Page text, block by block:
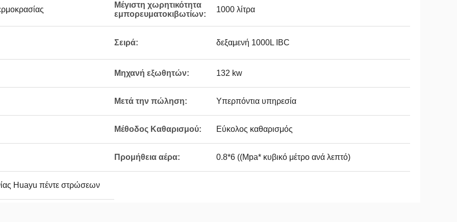
Μέγιστη χωρητικότητα
εμπορευματοκιβωτίων:
1000 λίτρα
Σειρά: δεξαμενή 1000L IBC
Μηχανή εξωθητών: 132 kw
Μετά την πώληση: Υπερπόντια υπηρεσία
Μέθοδος Καθαρισμού: Εύκολος καθαρισμός
Προμήθεια αέρα: 0.8*6 ((Mpa* κυβικό μέτρο ανά λεπτό)
Huayu πέντε στρώσεων